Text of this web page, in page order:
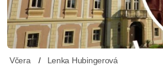
Včera Lenka Hubingerová